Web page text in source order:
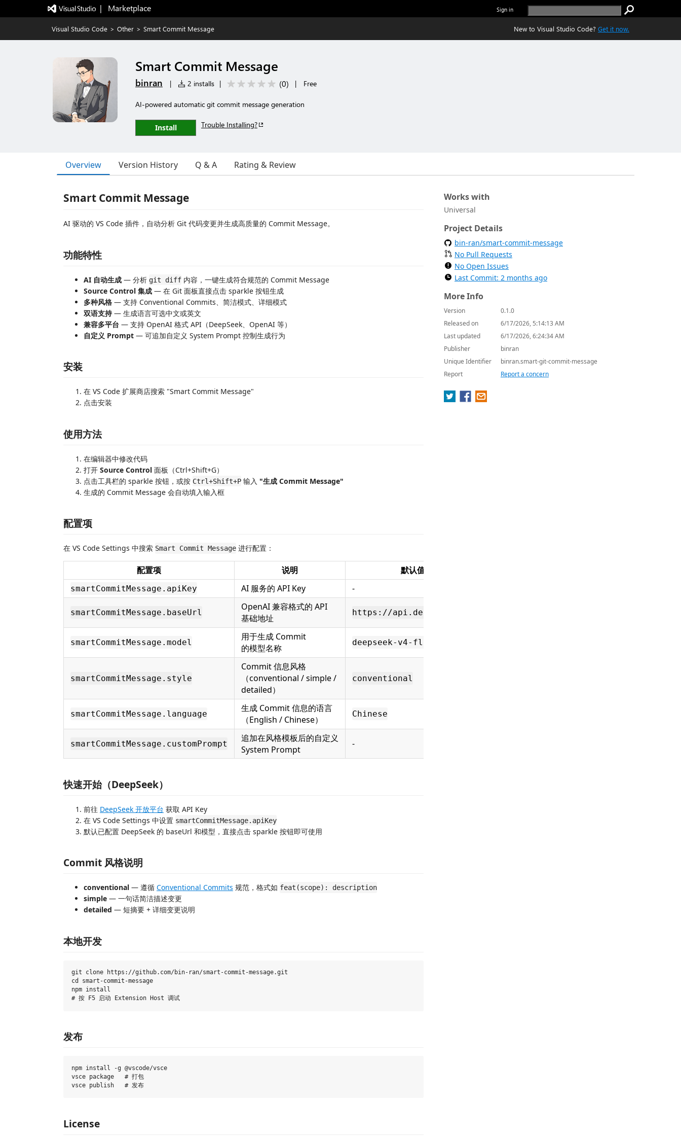
|   Marketplace Sign in
Visual Studio Code > Other > Smart Commit Message New to Visual Studio Code? Get it now.
Smart Commit Message
binran | 2 installs | (0) | Free
AI-powered automatic git commit message generation
Install Trouble Installing?
Overview Version History Q & A Rating & Review
Smart Commit Message
AI 驱动的 VS Code 插件，自动分析 Git 代码变更并生成高质量的 Commit Message。
功能特性
AI 自动生成 — 分析 git diff 内容，一键生成符合规范的 Commit Message
Source Control 集成 — 在 Git 面板直接点击 sparkle 按钮生成
多种风格 — 支持 Conventional Commits、简洁模式、详细模式
双语支持— 生成语言可选中文或英文
兼容多平台 — 支持 OpenAI 格式 API（DeepSeek、OpenAI 等）
自定义 Prompt — 可追加自定义 System Prompt 控制生成行为
安装
在 VS Code 扩展商店搜索 "Smart Commit Message"
点击安装
使用方法
在编辑器中修改代码
打开 Source Control 面板（Ctrl+Shift+G）
点击工具栏的 sparkle 按钮，或按 Ctrl+Shift+P 输入 "生成 Commit Message"
生成的 Commit Message 会自动填入输入框
配置项
在 VS Code Settings 中搜索 Smart Commit Message 进行配置：
配置项 说明 默认值
smartCommitMessage.apiKey AI 服务的 API Key -
smartCommitMessage.baseUrl
OpenAI 兼容格式的 API
基础地址
https://api.deepseek.com
smartCommitMessage.model
用于生成 Commit
的模型名称
deepseek-v4-flash
smartCommitMessage.style
Commit 信息风格
（conventional / simple /
detailed）
conventional
smartCommitMessage.language
生成 Commit 信息的语言
（English / Chinese）
Chinese
smartCommitMessage.customPrompt
追加在风格模板后的自定义
System Prompt
-
快速开始（DeepSeek）
前往 DeepSeek 开放平台 获取 API Key
在 VS Code Settings 中设置 smartCommitMessage.apiKey
默认已配置 DeepSeek 的 baseUrl 和模型，直接点击 sparkle 按钮即可使用
Commit 风格说明
conventional — 遵循 Conventional Commits 规范，格式如 feat(scope): description
simple — 一句话简洁描述变更
detailed — 短摘要 + 详细变更说明
本地开发
git clone https://github.com/bin-ran/smart-commit-message.git
cd smart-commit-message
npm install
发布
npm install -g @vscode/vsce
vsce package   # 打包
License
Works with
Universal
Project Details
bin-ran/smart-commit-message
No Pull Requests
No Open Issues
Last Commit: 2 months ago
More Info
Version
0.1.0
Released on
6/17/2026, 5:14:13 AM
Last updated
6/17/2026, 6:24:34 AM
Publisher
binran
Unique Identifier
binran.smart-git-commit-message
Report
Report a concern